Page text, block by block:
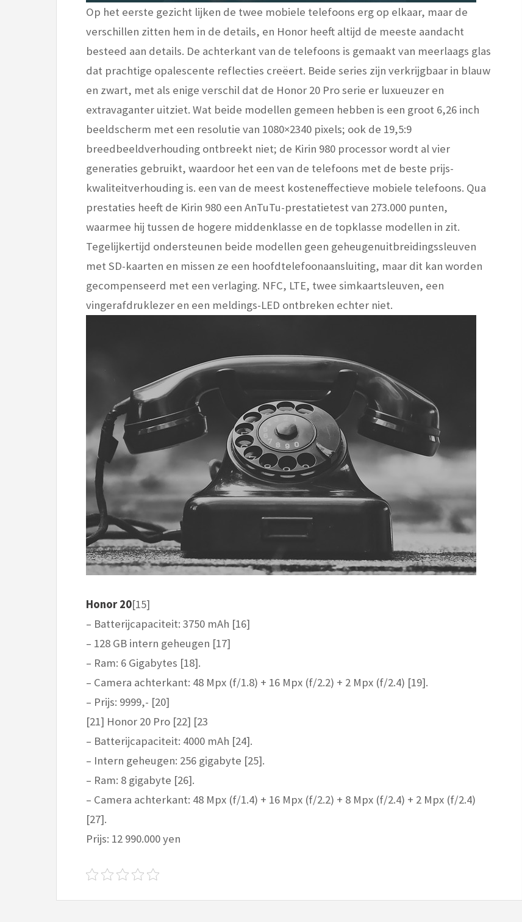
Op het eerste gezicht lijken de twee mobiele telefoons erg op elkaar, maar de
verschillen zitten hem in de details, en Honor heeft altijd de meeste aandacht
besteed aan details. De achterkant van de telefoons is gemaakt van meerlaags glas
dat prachtige opalescente reflecties creëert. Beide series zijn verkrijgbaar in blauw
en zwart, met als enige verschil dat de Honor 20 Pro serie er luxueuzer en
extravaganter uitziet. Wat beide modellen gemeen hebben is een groot 6,26 inch
beeldscherm met een resolutie van 1080×2340 pixels; ook de 19,5:9
breedbeeldverhouding ontbreekt niet; de Kirin 980 processor wordt al vier
generaties gebruikt, waardoor het een van de telefoons met de beste prijs-
kwaliteitverhouding is. een van de meest kosteneffectieve mobiele telefoons. Qua
prestaties heeft de Kirin 980 een AnTuTu-prestatietest van 273.000 punten,
waarmee hij tussen de hogere middenklasse en de topklasse modellen in zit.
Tegelijkertijd ondersteunen beide modellen geen geheugenuitbreidingssleuven
met SD-kaarten en missen ze een hoofdtelefoonaansluiting, maar dit kan worden
gecompenseerd met een verlaging. NFC, LTE, twee simkaartsleuven, een
vingerafdruklezer en een meldings-LED ontbreken echter niet.
Honor 20[15]
– Batterijcapaciteit: 3750 mAh [16]
– 128 GB intern geheugen [17]
– Ram: 6 Gigabytes [18].
– Camera achterkant: 48 Mpx (f/1.8) + 16 Mpx (f/2.2) + 2 Mpx (f/2.4) [19].
– Prijs: 9999,- [20]
[21] Honor 20 Pro [22] [23
– Batterijcapaciteit: 4000 mAh [24].
– Intern geheugen: 256 gigabyte [25].
– Ram: 8 gigabyte [26].
– Camera achterkant: 48 Mpx (f/1.4) + 16 Mpx (f/2.2) + 8 Mpx (f/2.4) + 2 Mpx (f/2.4)
[27].
Prijs: 12 990.000 yen